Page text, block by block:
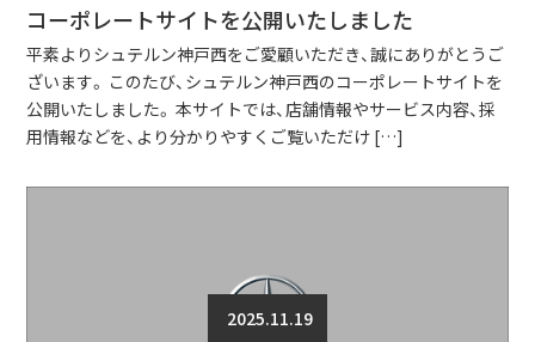
コーポレートサイトを公開いたしました
平素よりシュテルン神戸西をご愛顧いただき、誠にありがとうご
ざいます。 このたび、シュテルン神戸西のコーポレートサイトを
公開いたしました。 本サイトでは、店舗情報やサービス内容、採
用情報などを、より分かりやすくご覧いただけ […]
2025.11.19